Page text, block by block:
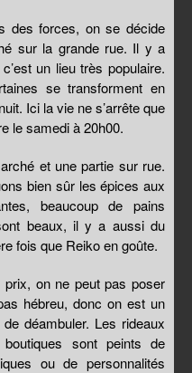
des forces, on se décide
sur la grande rue. Il y a
un lieu très populaire.
se transforment en
Ici la vie ne s’arrête que
le samedi à 20h00.
et une partie sur rue.
bien sûr les épices aux
beaucoup de pains
beaux, il y a aussi du
fois que Reiko en goûte.
on ne peut pas poser
hébreu, donc on est un
déambuler. Les rideaux
sont peints de
ou de personnalités